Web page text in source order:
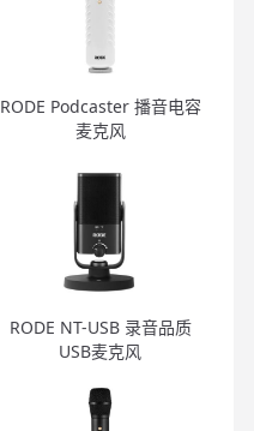
RODE Podcaster 播音电容
麦克风
RODE NT-USB 录音品质
USB麦克风